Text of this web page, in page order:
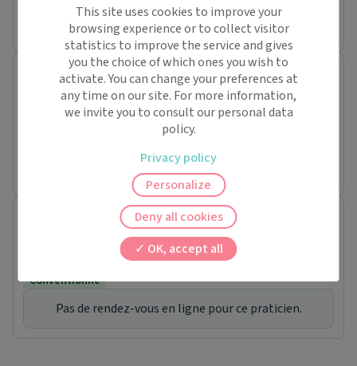
Pas de rendez-vous en ligne pour ce praticien.
Anna PILARZ
Masseur-kinésithérapeute
11 Rue PORTE AUX BOEUFS
18100 Vierzon
Pas de rendez-vous en ligne pour ce praticien.
Nicoleta RADULESCU
Masseur-kinésithérapeute
7 Avenue DES DROITS DE L'HOMME
Conventionné
Pas de rendez-vous en ligne pour ce praticien.
This site uses cookies to improve your
browsing experience or to collect visitor
statistics to improve the service and gives
you the choice of which ones you wish to
activate. You can change your preferences at
any time on our site. For more information,
we invite you to consult our personal data
policy.
OK, accept all
Deny all cookies
Personalize
Privacy policy